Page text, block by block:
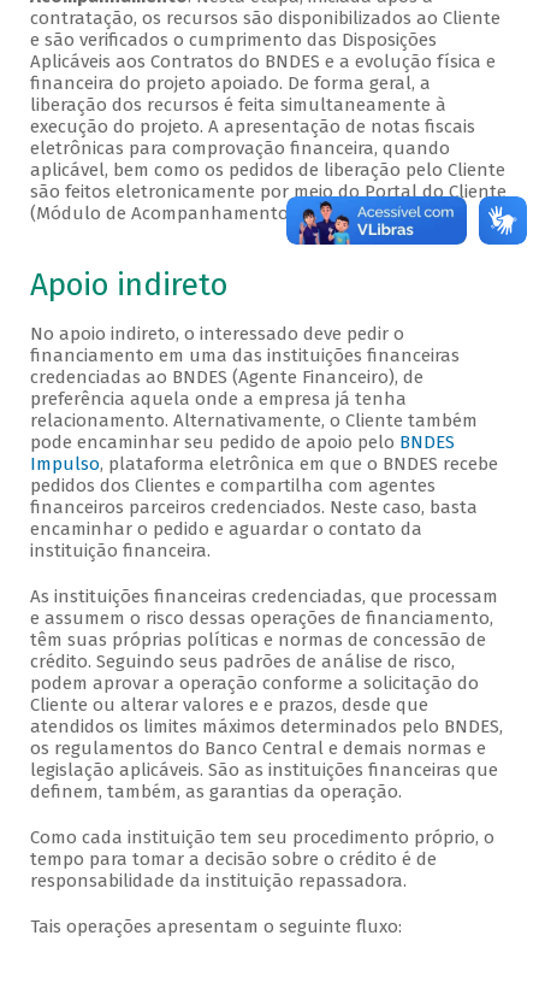
contratação, os recursos são disponibilizados ao Cliente
e são verificados o cumprimento das Disposições
Aplicáveis aos Contratos do BNDES e a evolução física e
financeira do projeto apoiado. De forma geral, a
liberação dos recursos é feita simultaneamente à
execução do projeto. A apresentação de notas fiscais
eletrônicas para comprovação financeira, quando
aplicável, bem como os pedidos de liberação pelo Cliente
são feitos eletronicamente por meio do Portal do Cliente
(Módulo de Acompanhamento).
Apoio indireto
No apoio indireto, o interessado deve pedir o
financiamento em uma das instituições financeiras
credenciadas ao BNDES (Agente Financeiro), de
preferência aquela onde a empresa já tenha
relacionamento. Alternativamente, o Cliente também
pode encaminhar seu pedido de apoio pelo BNDES
Impulso, plataforma eletrônica em que o BNDES recebe
pedidos dos Clientes e compartilha com agentes
financeiros parceiros credenciados. Neste caso, basta
encaminhar o pedido e aguardar o contato da
instituição financeira.
As instituições financeiras credenciadas, que processam
e assumem o risco dessas operações de financiamento,
têm suas próprias políticas e normas de concessão de
crédito. Seguindo seus padrões de análise de risco,
podem aprovar a operação conforme a solicitação do
Cliente ou alterar valores e e prazos, desde que
atendidos os limites máximos determinados pelo BNDES,
os regulamentos do Banco Central e demais normas e
legislação aplicáveis. São as instituições financeiras que
definem, também, as garantias da operação.
Como cada instituição tem seu procedimento próprio, o
tempo para tomar a decisão sobre o crédito é de
responsabilidade da instituição repassadora.
Tais operações apresentam o seguinte fluxo: